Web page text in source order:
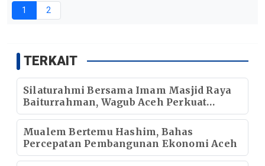
1 2
TERKAIT
Silaturahmi Bersama Imam Masjid Raya
Baiturrahman, Wagub Aceh Perkuat
Sinergi dengan Ulama
Mualem Bertemu Hashim, Bahas
Percepatan Pembangunan Ekonomi Aceh